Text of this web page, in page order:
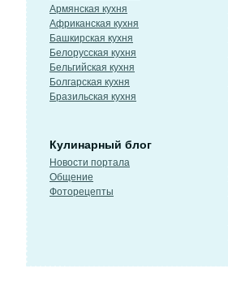
Армянская кухня
Африканская кухня
Башкирская кухня
Белорусская кухня
Бельгийская кухня
Болгарская кухня
Бразильская кухня
Кулинарный блог
Новости портала
Общение
Фоторецепты